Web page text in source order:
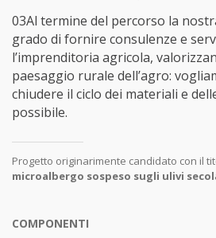
03Al termine del percorso la
grado di fornire consulenze e
l’imprenditoria agricola,
paesaggio rurale dell’agro:
chiudere il ciclo dei materiali e
possibile.
Progetto originarimente candidato con il
microalbergo sospeso sugli ulivi
COMPONENTI